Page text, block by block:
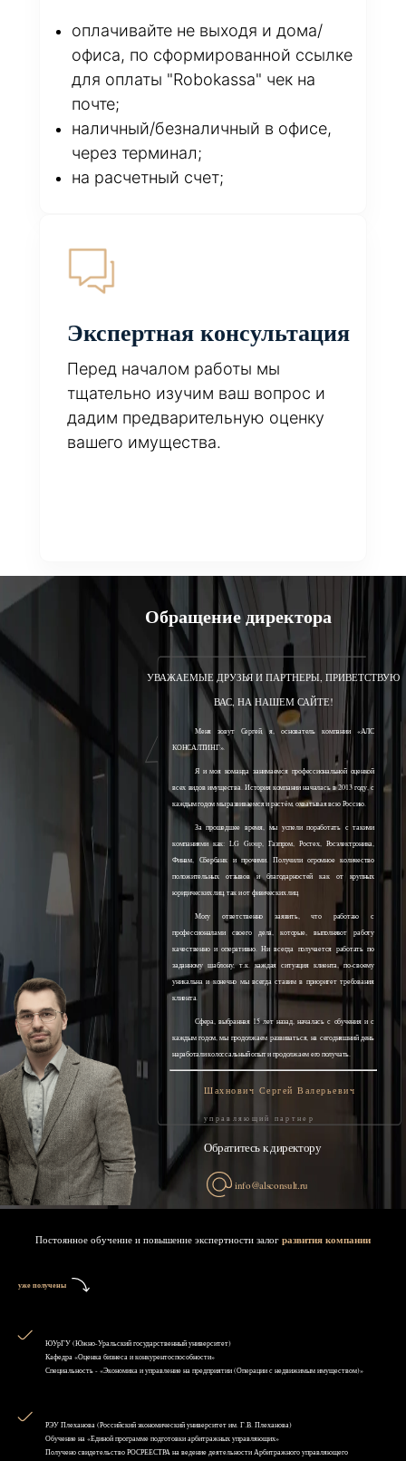
оплачивайте не выходя и дома/
офиса, по сформированной ссылке
для оплаты "Robokassa" чек на
почте;
наличный/безналичный в офисе,
через терминал;
на расчетный счет;
Экспертная консультация
Перед началом работы мы
тщательно изучим ваш вопрос и
дадим предварительную оценку
вашего имущества.
Обращение директора
УВАЖАЕМЫЕ ДРУЗЬЯ И ПАРТНЕРЫ, ПРИВЕТСТВУЮ
ВАС, НА НАШЕМ САЙТЕ!
Меня зовут Сергей, я, основатель компании «АЛС
КОНСАЛТИНГ».
Я и моя команда занимаемся профессиональной оценкой
всех видов имущества. История компании началась в 2013 году, с
каждым годом мы развиваемся и растём, охватывая всю Россию.
За прошедшее время, мы успели поработать с такими
компаниями как: LG Group, Газпром, Ростех, Росэлектроника,
Финам, Сбербанк и прочими. Получили огромное количество
положительных отзывов и благодарностей как от крупных
юридических лиц, так и от физических лиц.
Могу ответственно заявить, что работаю с
профессионалами своего дела, которые, выполняют работу
качественно и оперативно. Ни всегда получается работать по
заданному шаблону, т.к. каждая ситуация клиента, по-своему
уникальна и конечно мы всегда ставим в приоритет требования
клиента.
Сфера, выбранная 15 лет назад, началась с обучения и с
каждым годом, мы продолжаем развиваться, на сегодняшний день
наработали колоссальный опыт и продолжаем его получать.
Шахнович Сергей Валерьевич
управляющий партнер
Обратитесь к директору
info@alsconsult.ru
Постоянное обучение и повышение экспертности залог развития компании
уже получены
ЮУрГУ (Южно-Уральский государственный университет)
Кафедра «Оценка бизнеса и конкурентоспособности»
Специальность - «Экономика и управление на предприятии (Операции с недвижимым имуществом)»
РЭУ Плеханова (Российский экономический университет им. Г.В. Плеханова)
Обучение на «Единой программе подготовки арбитражных управляющих»
Получено свидетельство РОСРЕЕСТРА на ведение деятельности Арбитражного управляющего